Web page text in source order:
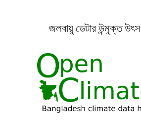
জলবায়ু ডেটার উন্মুক্ত উৎস